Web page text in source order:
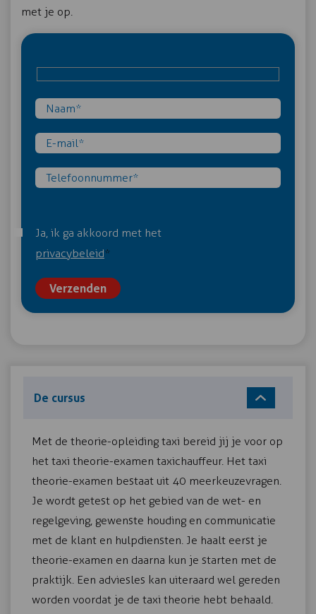
De cursus
Met de theorie-opleiding taxi bereid jij je voor op
het taxi theorie-examen taxichauffeur. Het taxi
theorie-examen bestaat uit 40 meerkeuzevragen.
Je wordt getest op het gebied van de wet- en
regelgeving, gewenste houding en communicatie
met de klant en hulpdiensten. Je haalt eerst je
theorie-examen en daarna kun je starten met de
praktijk. Een adviesles kan uiteraard wel gereden
worden voordat je de taxi theorie hebt behaald.
met je op.
Ja, ik ga akkoord met het
privacybeleid*
Verzenden